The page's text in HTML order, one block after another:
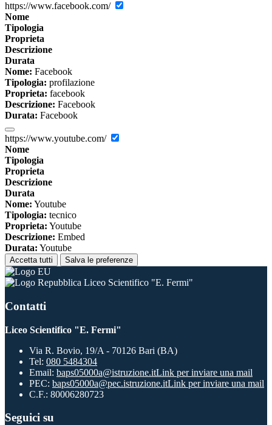
https://www.facebook.com/
Nome
Tipologia
Proprieta
Descrizione
Durata
Nome: Facebook
Tipologia: profilazione
Proprieta: facebook
Descrizione: Facebook
Durata: Facebook
https://www.youtube.com/
Nome
Tipologia
Proprieta
Descrizione
Durata
Nome: Youtube
Tipologia: tecnico
Proprieta: Youtube
Descrizione: Embed
Durata: Youtube
Accetta tutti Salva le preferenze
Liceo Scientifico "E. Fermi"
Contatti
Liceo Scientifico "E. Fermi"
Via R. Bovio, 19/A - 70126 Bari (BA)
Tel: 080 5484304
Email: baps05000a@istruzione.itLink per inviare una mail
PEC: baps05000a@pec.istruzione.itLink per inviare una mail
C.F.: 80006280723
Seguici su